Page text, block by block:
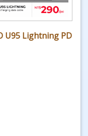
U95 Lightning PD